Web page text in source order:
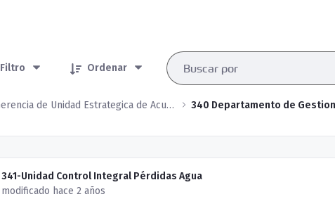
Filtro
Ordenar
300 Gerencia de Unidad Estrategica de Acueducto y Alcantarillado
341-Unidad Control Integral Pérdidas Agua
modificado hace 2 años